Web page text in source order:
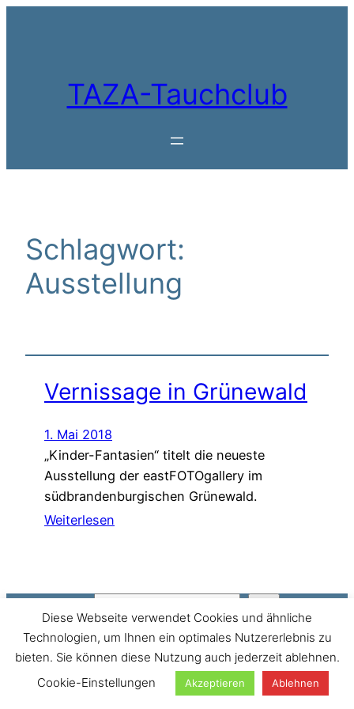
TAZA-Tauchclub
Schlagwort:
Ausstellung
Vernissage in Grünewald
1. Mai 2018
„Kinder-Fantasien“ titelt die neueste
Ausstellung der eastFOTOgallery im
südbrandenburgischen Grünewald.
Weiterlesen
Suchen
Diese Webseite verwendet Cookies und ähnliche
Technologien, um Ihnen ein optimales Nutzererlebnis zu
bieten. Sie können diese Nutzung auch jederzeit ablehnen.
Cookie-Einstellungen
Akzeptieren Ablehnen